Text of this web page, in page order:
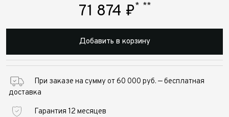
71 874 ₽* **
Добавить в корзину
При заказе на сумму от 60 000 руб. — бесплатная
доставка
Гарантия 12 месяцев